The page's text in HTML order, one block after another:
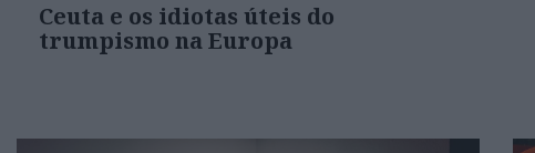
Ceuta e os idiotas úteis do
trumpismo na Europa